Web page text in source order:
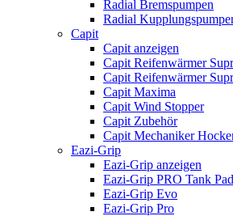
Radial Bremspumpen
Radial
Capit
Capit anzeigen
Capit Reifenwärmer
Capit Reifenwärmer
Capit Maxima
Capit Wind Stopper
Capit Zubehör
Capit Mechaniker
Eazi-Grip
Eazi-Grip anzeigen
Eazi-Grip PRO Tank
Eazi-Grip Evo
Eazi-Grip Pro